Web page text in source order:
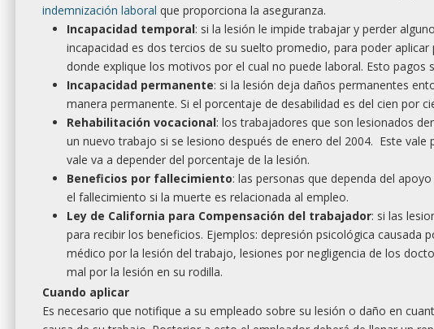
indemnización laboral que proporciona la aseguranza.
Incapacidad temporal: si la lesión le impide trabajar y perder
incapacidad es dos tercios de su suelto promedio, para poder
donde explique los motivos por el cual no puede laboral. Esto pagos
Incapacidad permanente: si la lesión deja daños permanentes
manera permanente. Si el porcentaje de desabilidad es del cien por
Rehabilitación vocacional: los trabajadores que son lesionados
un nuevo trabajo si se lesiono después de enero del 2004. Este
vale va a depender del porcentaje de la lesión.
Beneficios por fallecimiento: las personas que dependa del
el fallecimiento si la muerte es relacionada al empleo.
Ley de California para Compensación del trabajador: si las
para recibir los beneficios. Ejemplos: depresión psicológica causada
médico por la lesión del trabajo, lesiones por negligencia de los
mal por la lesión en su rodilla.
Cuando aplicar
Es necesario que notifique a su empleado sobre su lesión o daño en